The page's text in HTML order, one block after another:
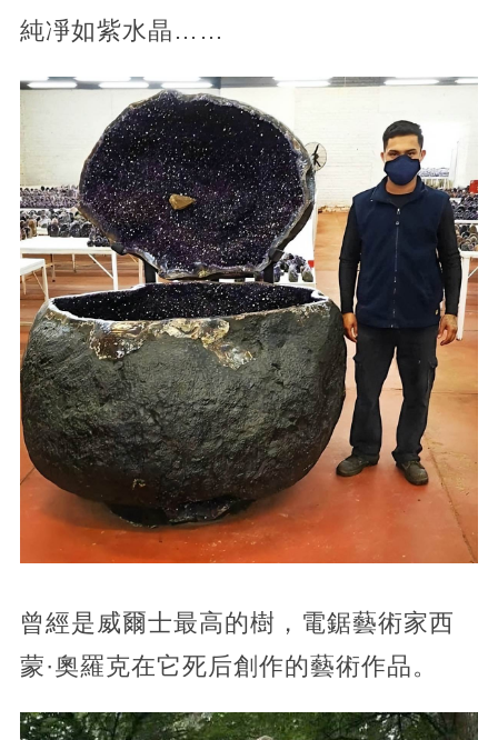
純凈如紫水晶……
曾經是威爾士最高的樹，電鋸藝術家西
蒙·奧羅克在它死后創作的藝術作品。